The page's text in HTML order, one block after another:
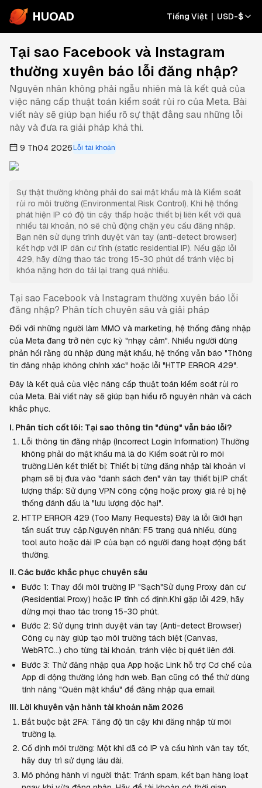
HUOAD Tiếng Việt | USD-$
Tại sao Facebook và Instagram
thường xuyên báo lỗi đăng nhập?
Nguyên nhân không phải ngẫu nhiên mà là kết quả của
việc nâng cấp thuật toán kiểm soát rủi ro của Meta. Bài
viết này sẽ giúp bạn hiểu rõ sự thật đằng sau những lỗi
này và đưa ra giải pháp khả thi.
9 Th04 2026Lỗi tài khoản
Sự thật thường không phải do sai mật khẩu mà là Kiểm soát
rủi ro môi trường (Environmental Risk Control). Khi hệ thống
phát hiện IP có độ tin cậy thấp hoặc thiết bị liên kết với quá
nhiều tài khoản, nó sẽ chủ động chặn yêu cầu đăng nhập.
Bạn nên sử dụng trình duyệt vân tay (anti-detect browser)
kết hợp với IP dân cư tĩnh (static residential IP). Nếu gặp lỗi
429, hãy dừng thao tác trong 15-30 phút để tránh việc bị
khóa nặng hơn do tải lại trang quá nhiều.
Tại sao Facebook và Instagram thường xuyên báo lỗi
đăng nhập? Phân tích chuyên sâu và giải pháp
Đối với những người làm MMO và marketing, hệ thống đăng nhập
của Meta đang trở nên cực kỳ "nhạy cảm". Nhiều người dùng
phản hồi rằng dù nhập đúng mật khẩu, hệ thống vẫn báo "Thông
tin đăng nhập không chính xác" hoặc lỗi "HTTP ERROR 429".
Đây là kết quả của việc nâng cấp thuật toán kiểm soát rủi ro
của Meta. Bài viết này sẽ giúp bạn hiểu rõ nguyên nhân và cách
khắc phục.
I. Phân tích cốt lõi: Tại sao thông tin "đúng" vẫn báo lỗi?
Lỗi thông tin đăng nhập (Incorrect Login Information) Thường
không phải do mật khẩu mà là do Kiểm soát rủi ro môi
trường.Liên kết thiết bị: Thiết bị từng đăng nhập tài khoản vi
phạm sẽ bị đưa vào "danh sách đen" vân tay thiết bị.IP chất
lượng thấp: Sử dụng VPN công cộng hoặc proxy giá rẻ bị hệ
thống đánh dấu là "lưu lượng độc hại".
HTTP ERROR 429 (Too Many Requests) Đây là lỗi Giới hạn
tần suất truy cập.Nguyên nhân: F5 trang quá nhiều, dùng
tool auto hoặc dải IP của bạn có người đang hoạt động bất
thường.
II. Các bước khắc phục chuyên sâu
Bước 1: Thay đổi môi trường IP "Sạch"Sử dụng Proxy dân cư
(Residential Proxy) hoặc IP tĩnh cố định.Khi gặp lỗi 429, hãy
dừng mọi thao tác trong 15-30 phút.
Bước 2: Sử dụng trình duyệt vân tay (Anti-detect Browser)
Công cụ này giúp tạo môi trường tách biệt (Canvas,
WebRTC...) cho từng tài khoản, tránh việc bị quét liên đới.
Bước 3: Thử đăng nhập qua App hoặc Link hỗ trợ Cơ chế của
App di động thường lỏng hơn web. Bạn cũng có thể thử dùng
tính năng "Quên mật khẩu" để đăng nhập qua email.
III. Lời khuyên vận hành tài khoản năm 2026
Bắt buộc bật 2FA: Tăng độ tin cậy khi đăng nhập từ môi
trường lạ.
Cố định môi trường: Một khi đã có IP và cấu hình vân tay tốt,
hãy duy trì sử dụng lâu dài.
Mô phỏng hành vi người thật: Tránh spam, kết bạn hàng loạt